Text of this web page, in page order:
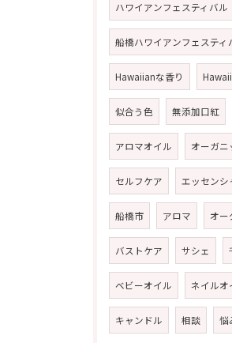
ハワイアンフェスティバル
船橋ハワイアンフェスティ
Hawaiianな香り
似合う色 無添加口紅
アロマオイル オーガニ
セルフケア エッセンシ
船橋市 アロマ オー
バストケア サシェ
ベビーオイル ネイルオ
キャンドル 相談 悩